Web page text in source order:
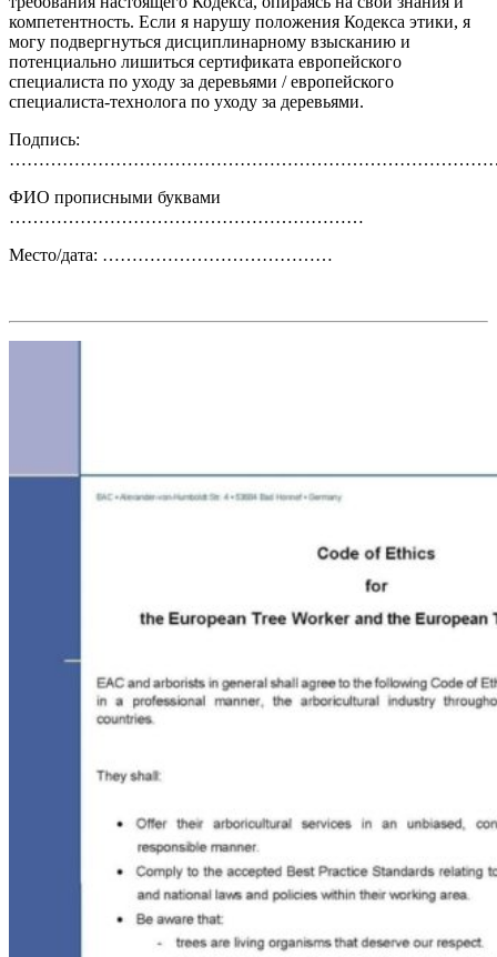
компетентность. Если я нарушу положения Кодекса этики, я
могу подвергнуться дисциплинарному взысканию и
потенциально лишиться сертификата европейского
специалиста по уходу за деревьями / европейского
специалиста-технолога по уходу за деревьями.
Подпись:
ФИО прописными буквами
……………………………………………………
Место/дата: …………………………………